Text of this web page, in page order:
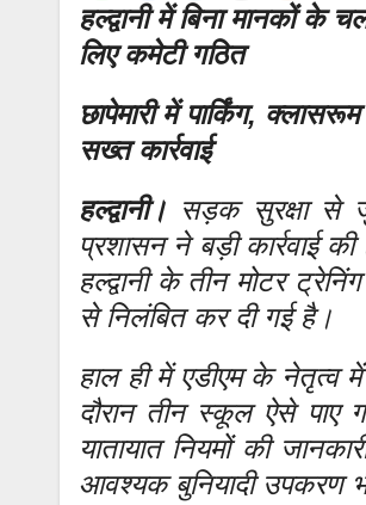
हल्द्वानी में बिना मानकों
लिए कमेटी गठित
छापेमारी में पार्किंग,
सख्त कार्रवाई
हल्द्वानी। सड़क सुरक्षा से
प्रशासन ने बड़ी कार्रवाई
हल्द्वानी के तीन मोटर
से निलंबित कर दी गई है।
हाल ही में एडीएम के नेतृत्व
दौरान तीन स्कूल ऐसे पाए
यातायात नियमों की
आवश्यक बुनियादी उपकरण